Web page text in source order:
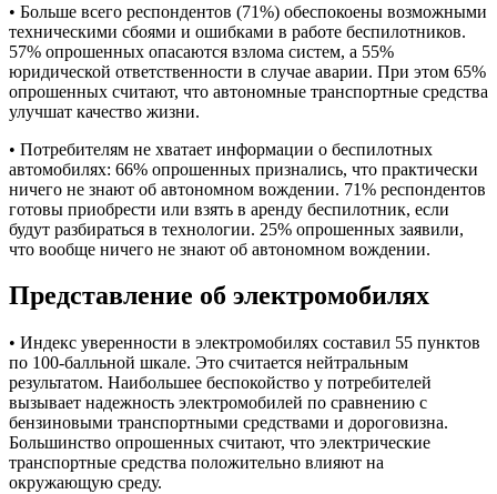
• Больше всего респондентов (71%) обеспокоены возможными
техническими сбоями и ошибками в работе беспилотников.
57% опрошенных опасаются взлома систем, а 55%
юридической ответственности в случае аварии. При этом 65%
опрошенных считают, что автономные транспортные средства
улучшат качество жизни.
• Потребителям не хватает информации о беспилотных
автомобилях: 66% опрошенных признались, что практически
ничего не знают об автономном вождении. 71% респондентов
готовы приобрести или взять в аренду беспилотник, если
будут разбираться в технологии. 25% опрошенных заявили,
что вообще ничего не знают об автономном вождении.
Представление об электромобилях
• Индекс уверенности в электромобилях составил 55 пунктов
по 100-балльной шкале. Это считается нейтральным
результатом. Наибольшее беспокойство у потребителей
вызывает надежность электромобилей по сравнению с
бензиновыми транспортными средствами и дороговизна.
Большинство опрошенных считают, что электрические
транспортные средства положительно влияют на
окружающую среду.